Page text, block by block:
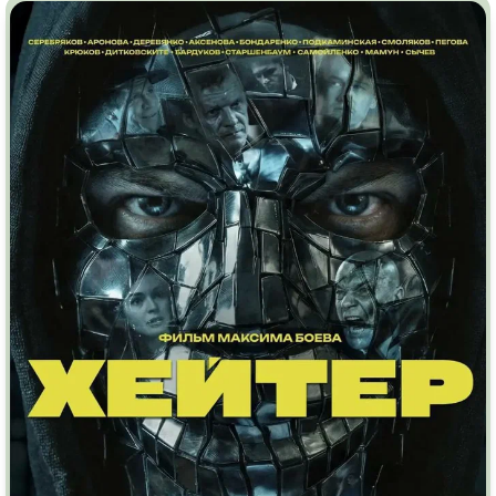
Коллекция Комикс
Маги и Волшебники Наркотики
Новогодние Основанное нареальных
событиях
Параллельные миры
ПереводГоблина
Перевод Кубик в Кубе Перевод Кураж-Бамбей
Подростковаяжестокость
Постапокалипсис Призраки
Про акул Про апокалипсис
Про богатых Про богов
Про вампиров Про ведьм
Про викингов Про выживание
Про гангстеров Про гонки